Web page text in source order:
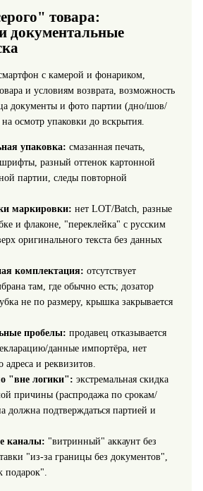
товара:
документальные
с камерой и фонариком,
и условиям возврата, возможность
документы и фото партии (дно/шов/
осмотр упаковки до вскрытия.
упаковка: смазанная печать,
разный оттенок картонной
партии, следы повторной
маркировки: нет LOT/Batch, разные
и флаконе, "переклейка" с русским
оригинального текста без данных
комплектация: отсутствует
там, где обычно есть; дозатор
не по размеру, крышка закрывается
пробелы: продавец отказывается
данные импортёра, нет
адреса и реквизитов.
"вне логики": экстремальная скидка
причины (распродажа по срокам/
должна подтверждаться партией и
каналы: "витринный" аккаунт без
"из-за границы без документов",
подарок".